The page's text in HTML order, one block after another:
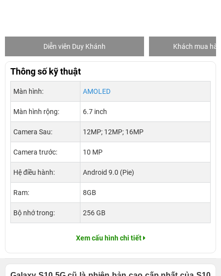
Diễn viên Duy Khánh Khách mua
Thông số kỹ thuật
Màn hình: AMOLED
Màn hình rộng: 6.7 inch
Camera Sau: 12MP; 12MP; 16MP
Camera trước: 10 MP
Hệ điều hành: Android 9.0 (Pie)
Ram: 8GB
Bộ nhớ trong: 256 GB
Xem cấu hình chi tiết